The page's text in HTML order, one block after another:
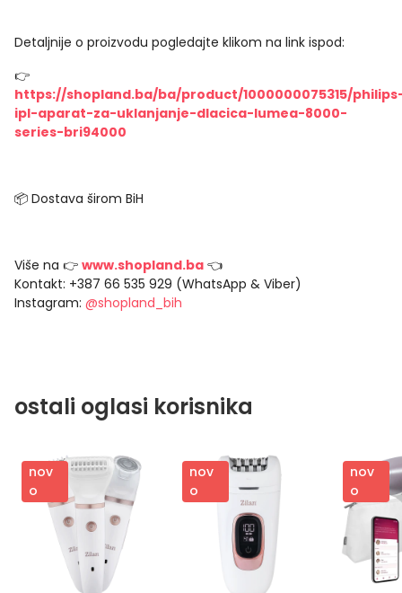
Detaljnije o proizvodu pogledajte klikom na link ispod:
👉
https://shopland.ba/ba/product/1000000075315/
ipl-aparat-za-uklanjanje-dlacica-lumea-8000-
series-bri94000
📦 Dostava širom BiH
Više na 👉 www.shopland.ba 👈
Kontakt: +387 66 535 929 (WhatsApp & Viber)
Instagram: @shopland_bih
ostali oglasi korisnika
nov
o
nov
o
nov
o